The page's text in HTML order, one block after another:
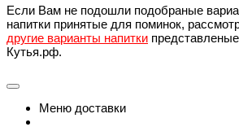
Если Вам не подошли подобраные
напитки принятые для поминок,
другие варианты напитки
Кутья.рф.
Меню доставки